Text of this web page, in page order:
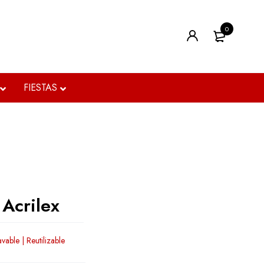
0
FIESTAS
| Reutilizable